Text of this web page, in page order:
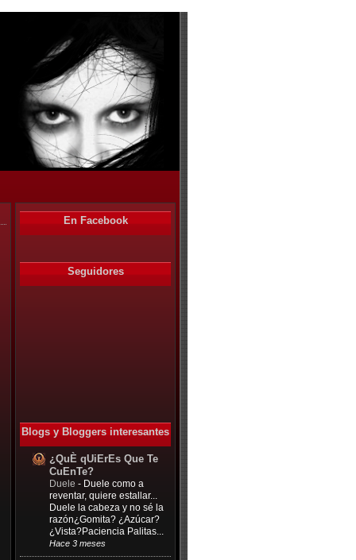
En Facebook
Seguidores
Blogs y Bloggers interesantes
¿QuÈ qUiErEs Que Te
CuEnTe?
Duele - Duele como a
reventar, quiere estallar...
Duele la cabeza y no sé la
razón¿Gomita? ¿Azúcar?
¿Vista?Paciencia Palitas...
Hace 3 meses